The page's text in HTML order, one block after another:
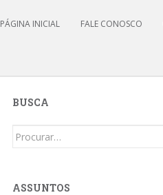
PÁGINA INICIAL FALE CONOSCO
BUSCA
Search
ASSUNTOS